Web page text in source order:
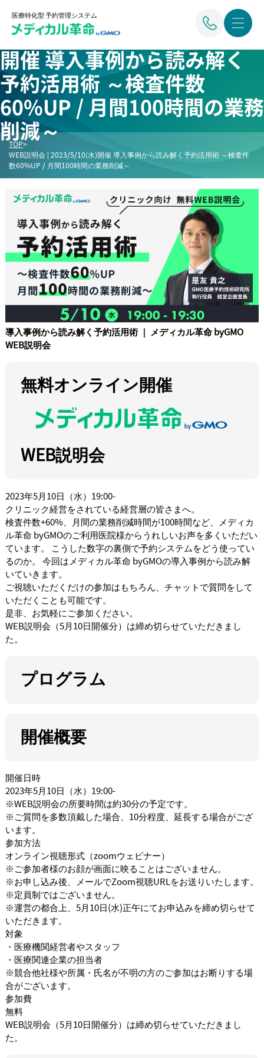
医療特化型 予約管理システム
WEB説明会 | 2023/5/10(水)
開催 導入事例から読み解く
予約活用術 ～検査件数
60%UP / 月間100時間の業務
削減～
TOP>
WEB説明会 | 2023/5/10(水)開催 導入事例から読み解く予約活用術 ～検査件
数60%UP / 月間100時間の業務削減～
導入事例から読み解く予約活用術 ｜ メディカル革命 byGMO
WEB説明会
無料オンライン開催
WEB説明会
2023年5月10日（水）19:00-
クリニック経営をされている経営層の皆さまへ。
検査件数+60%、月間の業務削減時間が100時間など、メディカ
ル革命 byGMOのご利用医院様からうれしいお声を多くいただい
ています。 こうした数字の裏側で予約システムをどう使ってい
るのか。 今回はメディカル革命 byGMOの導入事例から読み解
いていきます。
ご視聴いただくだけの参加はもちろん、チャットで質問をして
いただくことも可能です。
是非、お気軽にご参加ください。
WEB説明会（5月10日開催分）は締め切らせていただきまし
た。
プログラム
開催概要
開催日時
2023年5月10日（水）19:00-
※WEB説明会の所要時間は約30分の予定です。
※ご質問を多数頂戴した場合、10分程度、延長する場合がござ
います。
参加方法
オンライン視聴形式（zoomウェビナー）
※ご参加者様のお顔が画面に映ることはございません。
※お申し込み後、メールでZoom視聴URLをお送りいたします。
※定員制ではございません。
※運営の都合上、5月10日(水)正午にてお申込みを締め切らせて
いただきます。
対象
・医療機関経営者やスタッフ
・医療関連企業の担当者
※競合他社様や所属・氏名が不明の方のご参加はお断りする場
合がございます。
参加費
無料
WEB説明会（5月10日開催分）は締め切らせていただきまし
た。